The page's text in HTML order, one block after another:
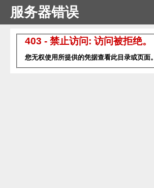
服务器错误
403 - 禁止访问: 访问被拒绝。
您无权使用所提供的凭据查看此目录或页面。